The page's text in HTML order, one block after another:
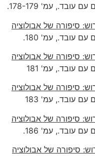
עמ' 178-179.
סיפורה של אבולוציה
עובד., עמ' 180.
סיפורה של אבולוציה
עובד., עמ' 181
סיפורה של אבולוציה
עובד., עמ' 183
סיפורה של אבולוציה
עובד., עמ' 186.
סיפורה של אבולוציה